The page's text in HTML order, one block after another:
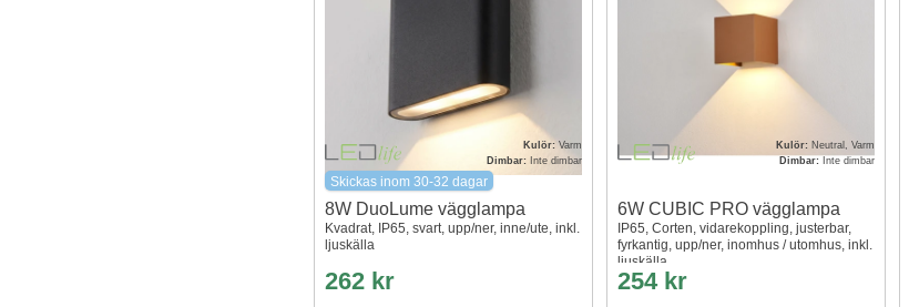
Kulör:Varm
Dimbar:Inte dimbar
Skickas inom 30-32 dagar
8W DuoLume vägglampa
Kvadrat, IP65, svart, upp/ner, inne/ute, inkl.
ljuskälla
262 kr
Kulör:Neutral, Varm
Dimbar: Inte dimbar
6W CUBIC PRO vägglampa
IP65, Corten, vidarekoppling, justerbar,
fyrkantig, upp/ner, inomhus / utomhus, inkl.
ljuskälla
254 kr